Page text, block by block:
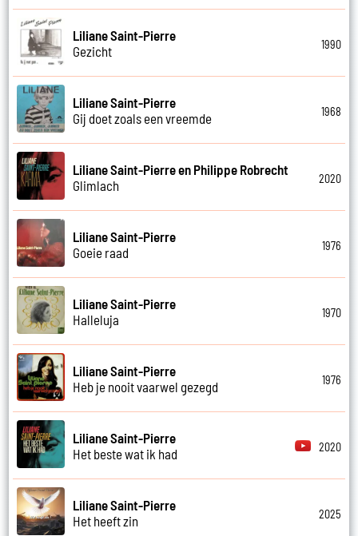
Liliane Saint-Pierre
Gezicht
1990
Liliane Saint-Pierre
Gij doet zoals een vreemde
1968
Liliane Saint-Pierre en Philippe Robrecht
Glimlach
2020
Liliane Saint-Pierre
Goeie raad
1976
Liliane Saint-Pierre
Halleluja
1970
Liliane Saint-Pierre
Heb je nooit vaarwel gezegd
1976
Liliane Saint-Pierre
Het beste wat ik had
2020
Liliane Saint-Pierre
Het heeft zin
2025